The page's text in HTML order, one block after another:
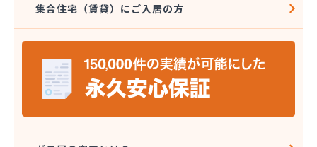
旭プロパン
安城ガス株式会社
伊藤プロパン
伊藤忠エネクスホームライフ中部株式会社 碧南営
業所
伊藤忠エネクスホームライフ中部株式会社 名古屋
稲垣商事
集合住宅（賃貸）にご入居の方